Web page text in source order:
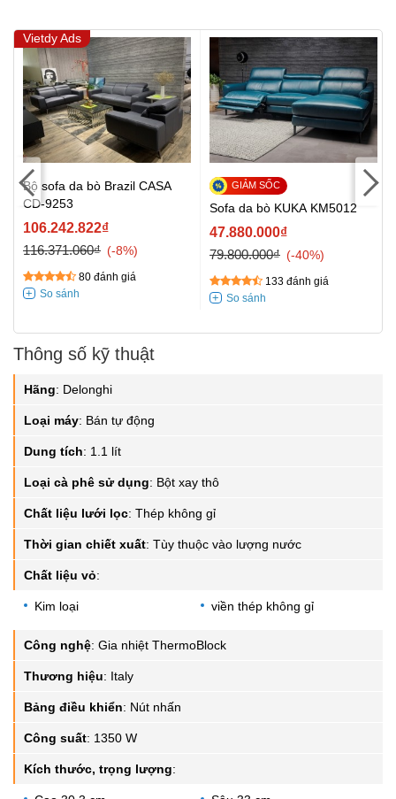
Vietdy Ads
Bộ sofa da bò Brazil CASA
CD-9253
106.242.822₫
116.371.060₫
-8%
80 đánh giá
Sofa da bò KUKA KM5012
47.880.000₫
79.800.000₫
-40%
133 đánh giá
Thông số kỹ thuật
Hãng: Delonghi
Loại máy: Bán tự động
Dung tích: 1.1 lít
Loại cà phê sử dụng: Bột xay thô
Chất liệu lưới lọc: Thép không gỉ
Thời gian chiết xuất: Tùy thuộc vào lượng nước
Chất liệu vỏ:
Kim loại viền thép không gỉ
Công nghệ: Gia nhiệt ThermoBlock
Thương hiệu: Italy
Bảng điều khiển: Nút nhấn
Công suất: 1350 W
Kích thước, trọng lượng: